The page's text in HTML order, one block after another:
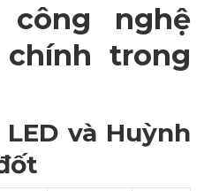
nghệ
trong
và Huỳnh